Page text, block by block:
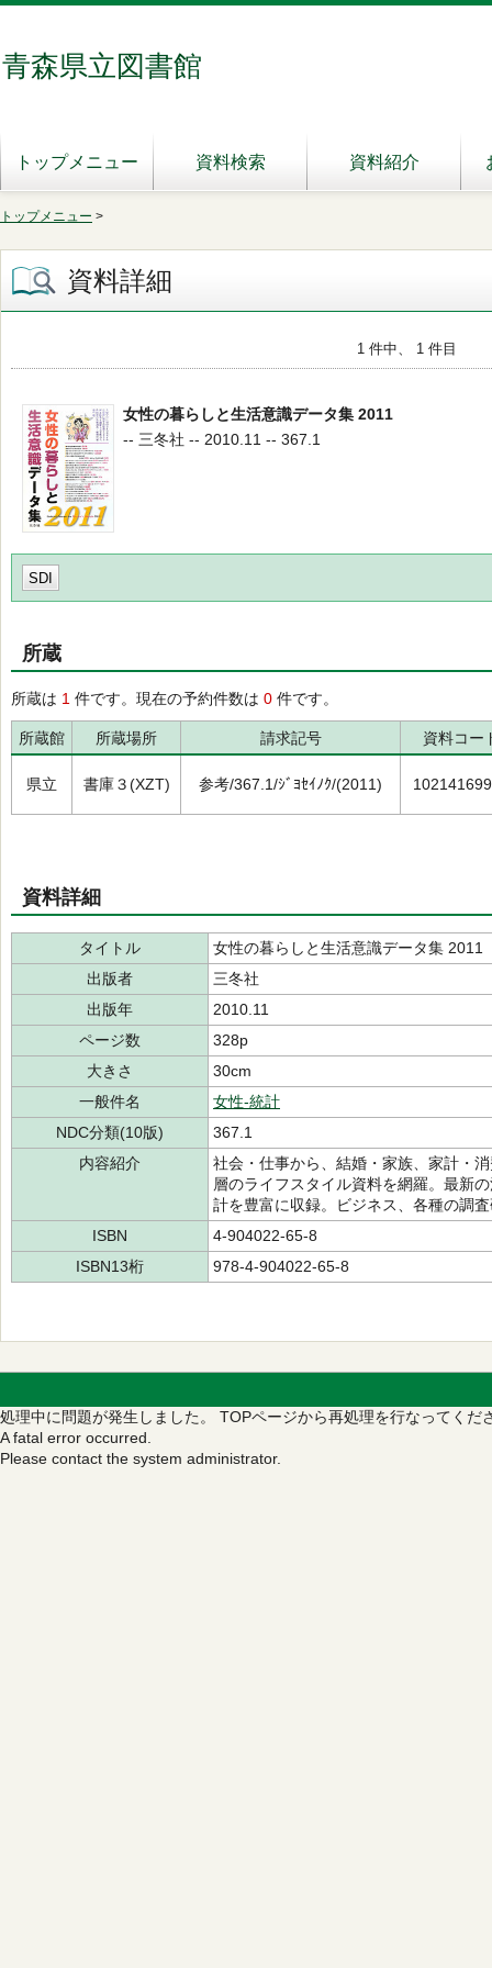
青森県立図書館
トップメニュー 資料検索 資料紹介
トップメニュー >
資料詳細
1 件中、 1 件目
女性の暮らしと生活意識データ集 2011
-- 三冬社 -- 2010.11 -- 367.1
SDI
所蔵
所蔵は 1 件です。現在の予約件数は 0 件です。
所蔵館 所蔵場所 請求記号 資料コー
県立 書庫３(XZT) 参考/367.1/ｼﾞﾖｾｲﾉｸ/(2011)
資料詳細
タイトル
女性の暮らしと生活意識データ集 2011
出版者
三冬社
出版年
2010.11
ページ数
328p
大きさ
30cm
一般件名
女性-統計
NDC分類(10版)
367.1
内容紹介
社会・仕事から、結婚・家族、家計・
層のライフスタイル資料を網羅。最新
計を豊富に収録。ビジネス、各種の調
ISBN
4-904022-65-8
ISBN13桁
978-4-904022-65-8
処理中に問題が発生しました。 TOPページから再処理を行なってくだ
A fatal error occurred.
Please contact the system administrator.